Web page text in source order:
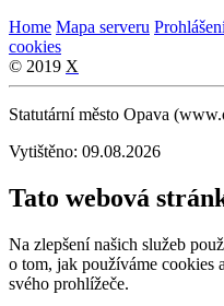
Home Mapa serveru
cookies
© 2019 X
Statutární město Opava
Vytištěno: 09.08.2026
Tato webová
Na zlepšení našich služeb
o tom, jak používáme cookies
svého prohlížeče.